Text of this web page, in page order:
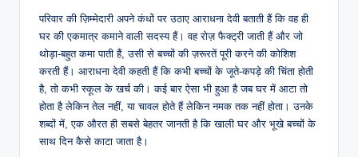
परिवार की ज़िम्मेदारी अपने कंधों पर उठाए आराधना देवी बताती हैं कि वह ही
घर की एकमात्र कमाने वाली सदस्य हैं। वह रोज़ फैक्ट्री जाती हैं और जो
थोड़ा-बहुत कमा पाती हैं, उसी से बच्चों की ज़रूरतें पूरी करने की कोशिश
करती हैं। आराधना देवी कहती हैं कि कभी बच्चों के जूते-कपड़े की चिंता होती
है, तो कभी स्कूल के खर्च की। कई बार ऐसा भी हुआ है जब घर में आटा तो
होता है लेकिन तेल नहीं, या चावल होते हैं लेकिन नमक तक नहीं होता। उनके
शब्दों में, एक औरत ही सबसे बेहतर जानती है कि खाली घर और भूखे बच्चों के
साथ दिन कैसे काटा जाता है।